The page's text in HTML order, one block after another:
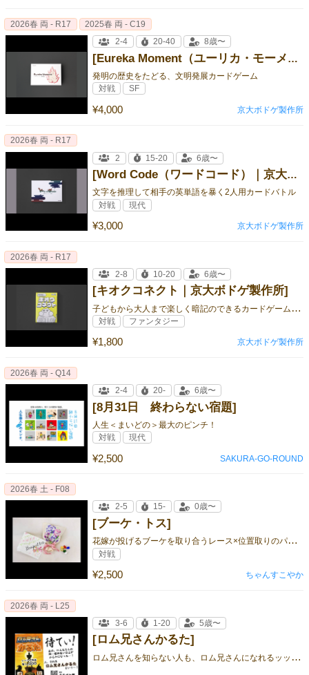
[Eureka Moment（ユーリカ・モーメント）｜京大ボドゲ製作所]
発明の歴史をたどる、文明発展カードゲーム
¥4,000
2026春 両 - R17
2025春 両 - C19
2-4
20-40 8歳〜
対戦 SF
京大ボドゲ製作所
[Word Code（ワードコード）｜京大ボドゲ製作所]
文字を推理して相手の英単語を暴く2人用カードバトル
¥3,000
2026春 両 - R17
2
15-20 6歳〜
対戦 現代
京大ボドゲ製作所
[キオクコネクト｜京大ボドゲ製作所]
子
どもから大人まで楽しく暗記のできるカードゲーム型知育玩具
¥1,800
2026春 両 - R17
2-8
10-20 6歳〜
対戦 ファンタジー
京大ボドゲ製作所
[8月31日 終わらない宿題]
人生＜まいどの＞最大のピンチ！
¥2,500
2026春 両 - Q14
2-4
20- 6歳〜
対戦 現代
SAKURA-GO-ROUND
[ブーケ・トス]
花
嫁が投げるブーケを取り合うレース×位置取りのパーティーゲーム💐
¥2,500
2026春 土 - F08
2-5
15- 0歳〜
対戦
ちゃんすこやか
[ロム兄さんかるた]
ロ
ム兄さんを知らない人も、ロム兄さんになれるッッッ！！！
2026春 両 - L25
3-6
1-20 5歳〜